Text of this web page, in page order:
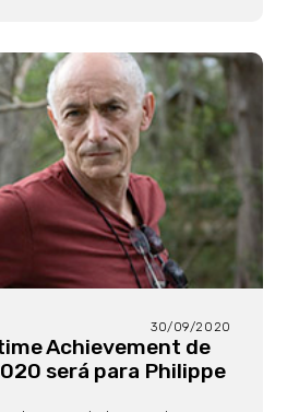
30/09/2020
Achievement de
será para Philippe